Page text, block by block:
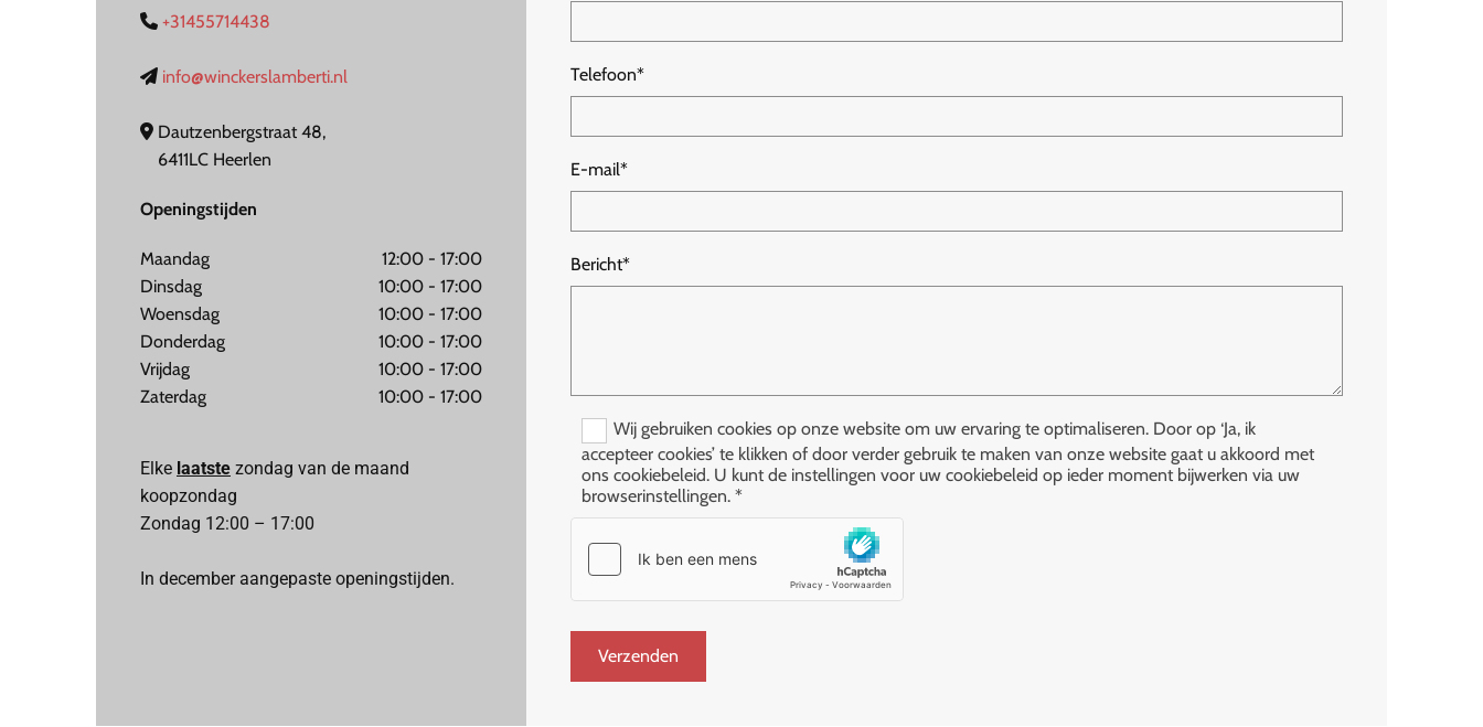
 +31455714438
 info@winckerslamberti.nl
 Dautzenbergstraat 48,
6411LC Heerlen
Openingstijden
Maandag
12:00 - 17:00
Dinsdag
10:00 - 17:00
Woensdag
10:00 - 17:00
Donderdag
10:00 - 17:00
Vrijdag
10:00 - 17:00
Zaterdag
10:00 - 17:00
Elke laatste zondag van de maand
koopzondag
Zondag 12:00 – 17:00
In december aangepaste openingstijden.
Telefoon*
E-mail*
Bericht*
Wij gebruiken cookies op onze website om uw ervaring te optimaliseren. Door op ‘Ja, ik
accepteer cookies’ te klikken of door verder gebruik te maken van onze website gaat u akkoord met
ons cookiebeleid. U kunt de instellingen voor uw cookiebeleid op ieder moment bijwerken via uw
browserinstellingen. *